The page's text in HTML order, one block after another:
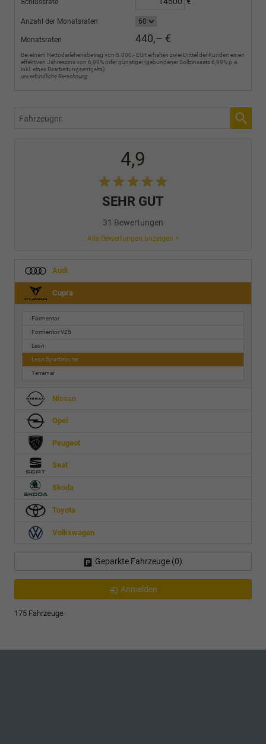
Schlussrate
Anzahl der Monatsraten
Monatsraten 440,– €
Bei einem Nettodarlehensbetrag von 5.000,- EUR erhalten zwei Drittel der Kunden einen
effektiven Jahreszins von 6,99% oder günstiger (gebundener Sollzinssatz 6,99% p.a.
inkl. eines Bearbeitungsentgelts).
unverbindliche Berechnung
Fahrzeugnr.
4,9
SEHR GUT
31 Bewertungen
Alle Bewertungen anzeigen >
Audi
Cupra
Formentor
Formentor VZ5
Leon
Leon Sportstourer
Terramar
Nissan
Opel
Peugeot
Seat
Skoda
Toyota
Volkswagen
Geparkte Fahrzeuge (0)
Anmelden
175 Fahrzeuge